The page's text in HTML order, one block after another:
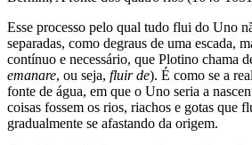
Esse processo pelo qual tudo flui do Uno
separadas, como degraus de uma escada,
contínuo e necessário, que Plotino chama
emanare, ou seja, fluir de). É como se a
fonte de água, em que o Uno seria a
coisas fossem os rios, riachos e gotas que
gradualmente se afastando da origem.